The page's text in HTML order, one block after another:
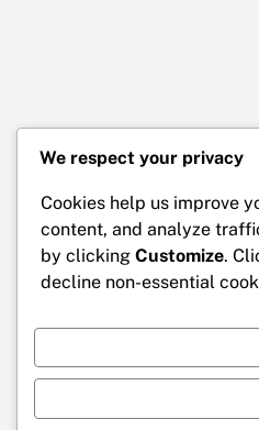
We respect your privacy
Cookies help us improve
content, and analyze
by clicking Customize.
decline non-essential